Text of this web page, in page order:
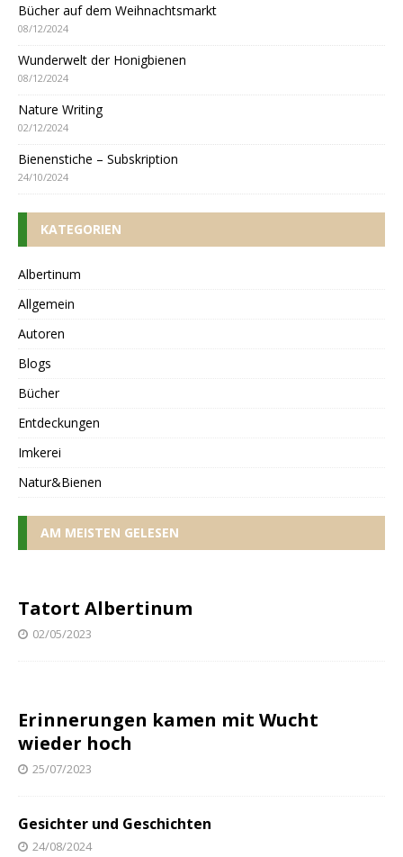
Bücher auf dem Weihnachtsmarkt
08/12/2024
Wunderwelt der Honigbienen
08/12/2024
Nature Writing
02/12/2024
Bienenstiche – Subskription
24/10/2024
KATEGORIEN
Albertinum
Allgemein
Autoren
Blogs
Bücher
Entdeckungen
Imkerei
Natur&Bienen
AM MEISTEN GELESEN
Tatort Albertinum
02/05/2023
Erinnerungen kamen mit Wucht
wieder hoch
25/07/2023
Gesichter und Geschichten
24/08/2024